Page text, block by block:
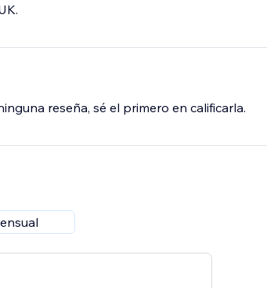
reseña, sé el primero en calificarla.